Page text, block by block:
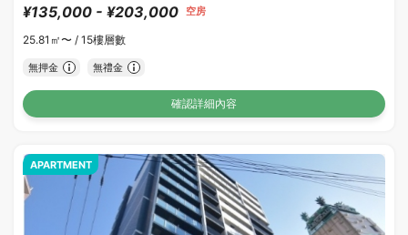
¥135,000 - ¥203,000 空房
25.81㎡〜 / 15樓層數
無押金 無禮金
確認詳細內容
APARTMENT